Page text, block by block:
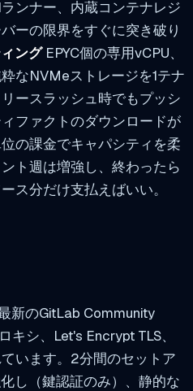
ンナー、内蔵コンテナレジ
ーの限界をすぐに突き破り
ングEPYC個の専用vCPU、
なNVMeストレージを1テナ
ースラッシュ時でもプッシ
ファクトのダウンロードが
の課金でキャパシティを柔
ト週は増強し、終わったら
ス分だけ支払えばいい。
新のGitLab Community
キシ、Let's Encrypt TLS、
います。2分間のセットア
し（鍵認証のみ）、静的な